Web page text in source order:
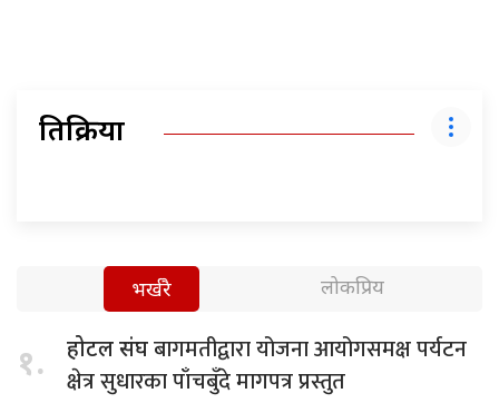
प्रतिक्रिया
भर्खरै लोकप्रिय
१. होटल संघबागमतीद्वारा योजना आयोगसमक्ष पर्यटन
क्षेत्र सुधारका पाँचबुँदे मागपत्र प्रस्तुत